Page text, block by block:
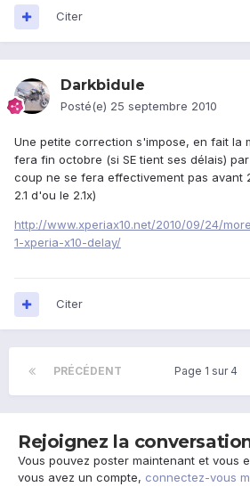
Citer
Darkbidule
Posté(e) 25 septembre 2010
Une petite correction s'impose, en fait la
fera fin octobre (si SE tient ses délais)
coup ne se fera effectivement pas avant
2.1 d'ou le 2.1x)
http://www.xperiax10.net/2010/09/24/
1-xperia-x10-delay/
Citer
PRÉCÉDENT Page 1 sur 4
Rejoignez la
Vous pouvez poster maintenant et vous
vous avez un compte, connectez-vous